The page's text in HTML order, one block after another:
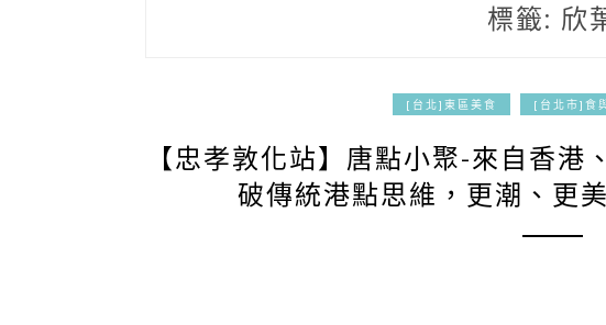
標籤: 欣
[台北]東區美食 [台北市]食
【忠孝敦化站】唐點小聚-來自香港
破傳統港點思維，更潮、更